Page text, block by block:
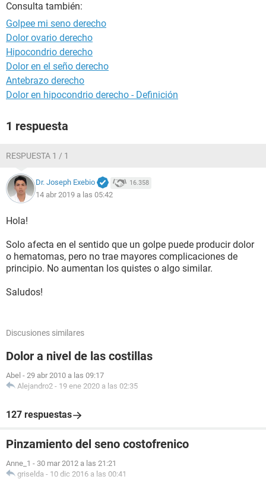
Consulta también:
Golpee mi seno derecho
Dolor ovario derecho
Hipocondrio derecho
Dolor en el seño derecho
Antebrazo derecho
Dolor en hipocondrio derecho - Definición
1 respuesta
RESPUESTA 1 / 1
Dr. Joseph Exebio 16.358
14 abr 2019 a las 05:42
Hola!
Solo afecta en el sentido que un golpe puede producir dolor
o hematomas, pero no trae mayores complicaciones de
principio. No aumentan los quistes o algo similar.
Saludos!
Discusiones similares
Dolor a nivel de las costillas
Abel - 29 abr 2010 a las 09:17
Alejandro2 - 19 ene 2020 a las 02:35
127 respuestas
Pinzamiento del seno costofrenico
Anne_1 - 30 mar 2012 a las 21:21
griselda - 10 dic 2016 a las 00:41